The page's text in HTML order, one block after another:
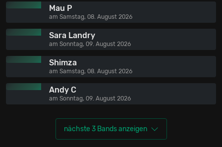
Mau P
am Samstag, 08. August 2026
Sara Landry
am Sonntag, 09. August 2026
Shimza
am Samstag, 08. August 2026
Andy C
am Sonntag, 09. August 2026
nächste 3 Bands anzeigen